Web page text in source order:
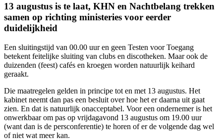
13 augustus is te laat, KHN en Nachtbelang trekken
samen op richting ministeries voor eerder
duidelijkheid
Een sluitingstijd van 00.00 uur en geen Testen voor Toegang
betekent feitelijke sluiting van clubs en discotheken. Maar ook de
duizenden (feest) cafés en kroegen worden natuurlijk keihard
geraakt.
Die maatregelen gelden in principe tot en met 13 augustus. Het
kabinet neemt dan pas een besluit over hoe het er daarna uit gaat
zien. En dat is natuurlijk onacceptabel. Voor een ondernemer is het
onwerkbaar om pas op vrijdagavond 13 augustus om 19.00 uur
(want dan is de persconferentie) te horen of er de volgende dag wel
of niet wat meer kan.